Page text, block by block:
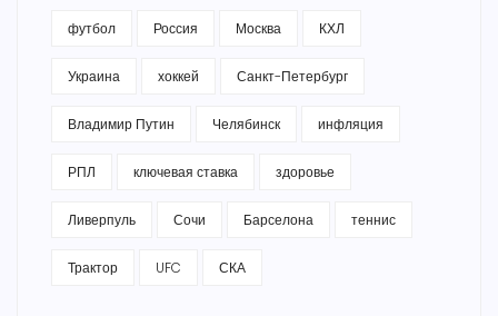
футбол Россия Москва КХЛ
Украина хоккей Санкт-Петербург
Владимир Путин Челябинск инфляция
РПЛ ключевая ставка здоровье
Ливерпуль Сочи Барселона теннис
Трактор UFC СКА